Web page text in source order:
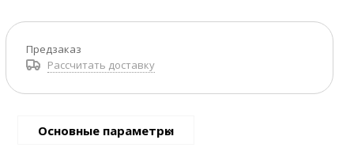
Предзаказ
Рассчитать доставку
Основные параметры